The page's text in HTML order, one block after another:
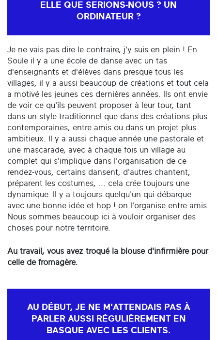
ELLE QUE SERIONS-NOUS ? UN
ORDINATEUR ?
Je ne vais pas dire le contraire, j'y suis en plein ! En
Soule il y a une école de danse avec un tas
d'enseignants et d'élèves dans presque tous les
villages, il y a aussi beaucoup de créations et tout cela
a motivé les jeunes ces dernières années. Ils ont envie
de voir ce qu'ils peuvent proposer à leur tour, tant
dans un style traditionnel que dans des créations plus
contemporaines, entre amis ou dans un projet plus
ambitieux. Il y a aussi chaque année une pastorale et
une mascarade, avec à chaque fois un village au
complet qui s'implique dans l'organisation de ce
rendez-vous, certains dansent, d'autres chantent,
préparent les costumes, ... cela crée toujours une
dynamique. Il y a toujours quelqu'un qui débarque
avec une bonne idée et hop ! on l'organise entre amis.
Nous sommes beaucoup ici à vouloir organiser des
choses pour notre territoire.
Au travail, vous avez troqué la blouse d'infirmière pour
celle de fromagère.
AU DÉBUT, JE NE M'ATTENDAIS PAS À
PARLER AUSSI RÉGULIÈREMENT EN
BASQUE AVEC LES CLIENTS.